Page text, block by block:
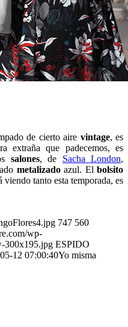
de cierto aire vintage, es
extraña que padecemos, es
salones, de Sacha London,
metalizadoazul. El bolsito
viendo tanto esta temporada, es
747 560
wp-
300x195.jpg ESPIDO
12 07:00:40Yo misma